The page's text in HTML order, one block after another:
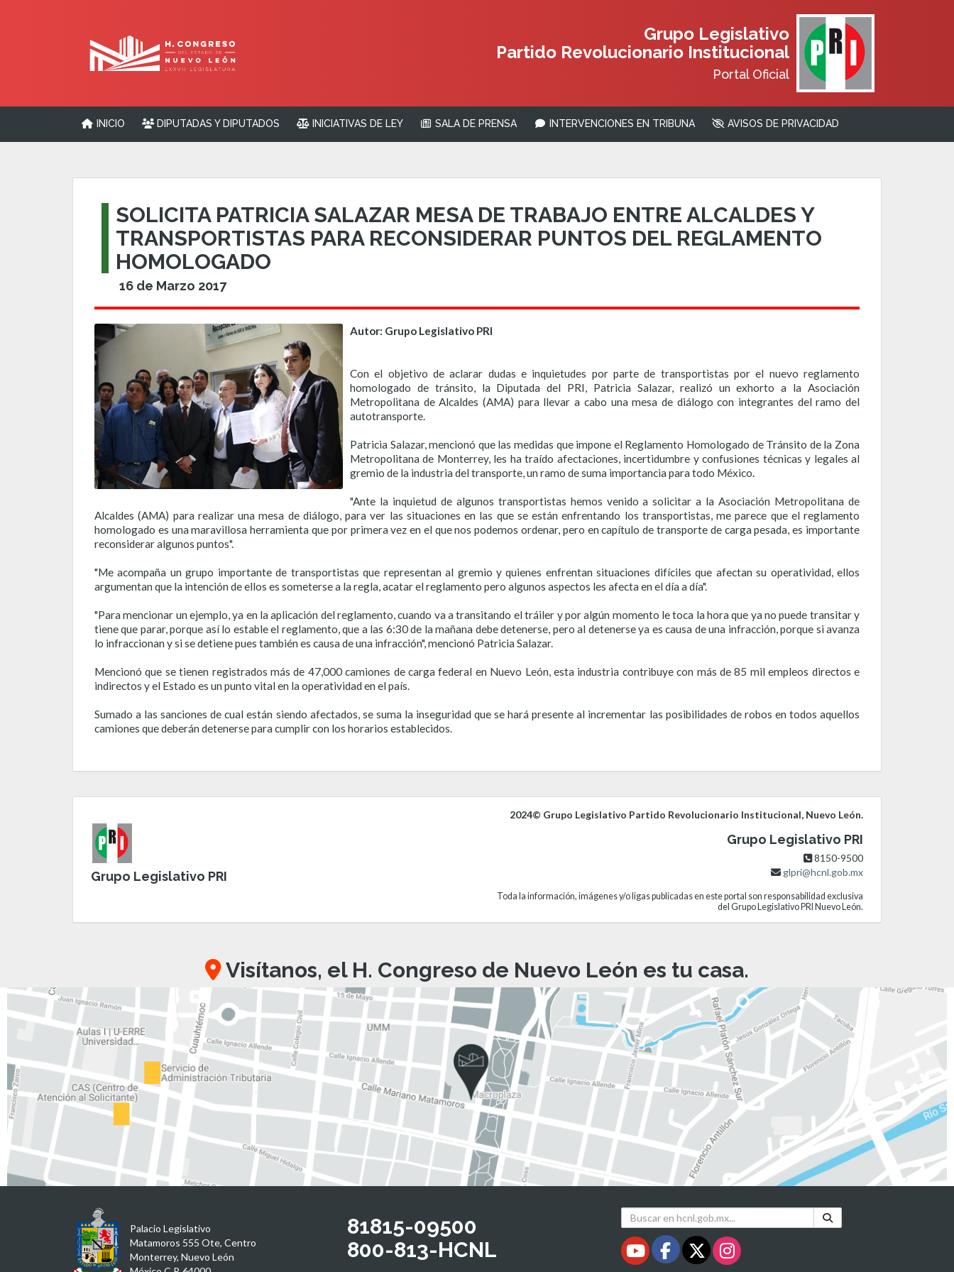
Grupo Legislativo
Partido Revolucionario Institucional
Portal Oficial
INICIO DIPUTADAS Y DIPUTADOS INICIATIVAS DE LEY SALA DE PRENSA INTERVENCIONES EN TRIBUNA AVISOS DE PRIVACIDAD
SOLICITA PATRICIA SALAZAR MESA DE TRABAJO ENTRE ALCALDES Y
TRANSPORTISTAS PARA RECONSIDERAR PUNTOS DEL REGLAMENTO
HOMOLOGADO
16 de Marzo 2017
Autor: Grupo Legislativo PRI
Con el objetivo de aclarar dudas e inquietudes por parte de transportistas por el nuevo reglamento
homologado de tránsito, la Diputada del PRI, Patricia Salazar, realizó un exhorto a la Asociación
Metropolitana de Alcaldes (AMA) para llevar a cabo una mesa de diálogo con integrantes del ramo del
autotransporte.
Patricia Salazar, mencionó que las medidas que impone el Reglamento Homologado de Tránsito de la Zona
Metropolitana de Monterrey, les ha traído afectaciones, incertidumbre y confusiones técnicas y legales al
gremio de la industria del transporte, un ramo de suma importancia para todo México.
"Ante la inquietud de algunos transportistas hemos venido a solicitar a la Asociación Metropolitana de
Alcaldes (AMA) para realizar una mesa de diálogo, para ver las situaciones en las que se están enfrentando los transportistas, me parece que el reglamento
homologado es una maravillosa herramienta que por primera vez en el que nos podemos ordenar, pero en capítulo de transporte de carga pesada, es importante
reconsiderar algunos puntos".
"Me acompaña un grupo importante de transportistas que representan al gremio y quienes enfrentan situaciones difíciles que afectan su operatividad, ellos
argumentan que la intención de ellos es someterse a la regla, acatar el reglamento pero algunos aspectos les afecta en el día a día".
"Para mencionar un ejemplo, ya en la aplicación del reglamento, cuando va a transitando el tráiler y por algún momento le toca la hora que ya no puede transitar y
tiene que parar, porque así lo estable el reglamento, que a las 6:30 de la mañana debe detenerse, pero al detenerse ya es causa de una infracción, porque si avanza
lo infraccionan y si se detiene pues también es causa de una infracción", mencionó Patricia Salazar.
Mencionó que se tienen registrados más de 47,000 camiones de carga federal en Nuevo León, esta industria contribuye con más de 85 mil empleos directos e
indirectos y el Estado es un punto vital en la operatividad en el país.
Sumado a las sanciones de cual están siendo afectados, se suma la inseguridad que se hará presente al incrementar las posibilidades de robos en todos aquellos
camiones que deberán detenerse para cumplir con los horarios establecidos.
Grupo Legislativo PRI
2024© Grupo Legislativo Partido Revolucionario Institucional, Nuevo León.
Grupo Legislativo PRI
8150-9500
glpri@hcnl.gob.mx
Toda la información, imágenes y/o ligas publicadas en este portal son responsabilidad exclusiva
del Grupo Legislativo PRI Nuevo León.
Visítanos, el H. Congreso de Nuevo León es tu casa.
Palacio Legislativo
Matamoros 555 Ote, Centro
Monterrey, Nuevo León
81815-09500
800-813-HCNL